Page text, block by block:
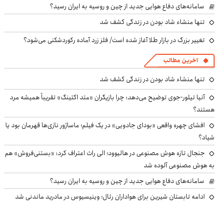
سامانه‌های دفاع هوایی جدید از چین و روسیه به ایران رسید؟
تنها منشاء شاد بودن در زندگی کشف شد
تغییر بزرگ در بازار طلا آغاز شده است/ فلز زرد آماده رکوردشکنی می‌شود؟
آخرین مطالب
تنها منشاء شاد بودن در زندگی کشف شد
آنیا تیلور-جوی توضیح می‌دهد: چرا بازیگران «متد اکتینگ» تقریباً همیشه مرد
هستند؟
افشای چهره واقعی «بودای جادویی» در یک فیلم؛ ماساژور نازی‌ها قهرمان بود یا
شیاد؟
جنجال تازه هوش مصنوعی در هالیوود؛ الی راث اعتراف کرد: «بستنی‌فروش» هم
به هوش مصنوعی آلوده شد
سامانه‌های دفاع هوایی جدید از چین و روسیه به ایران رسید؟
ادامه تابستان شیرین برای هواداران رئال؛ وینیسیوس در مادرید ماندنی شد